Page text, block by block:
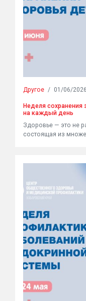
Другое / 01/06/
Неделя
на каждый день
Здоровье — это не
состоящая из